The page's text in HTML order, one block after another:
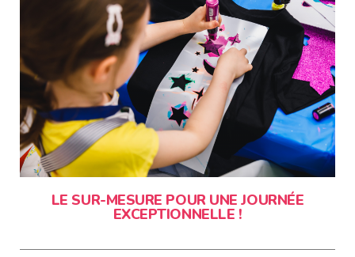
LE SUR-MESURE POUR UNE JOURNÉE
EXCEPTIONNELLE !